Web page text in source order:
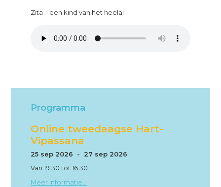
Zita – een kind van het heelal
Programma
Online tweedaagse Hart-
Vipassana
25 sep 2026 - 27 sep 2026
Van 19.30 tot 16.30
Meer informatie...